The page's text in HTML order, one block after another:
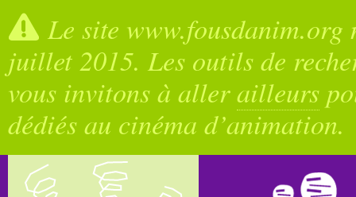
Le site
juillet 2015. Les outils de
vous invitons à allerailleurs
dédiés au cinéma d’animation.